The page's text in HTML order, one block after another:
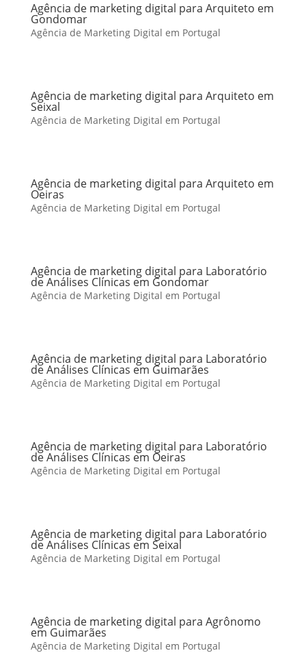
Agência de marketing digital para Arquiteto em
Gondomar
Agência de Marketing Digital em Portugal
Agência de marketing digital para Arquiteto em
Seixal
Agência de Marketing Digital em Portugal
Agência de marketing digital para Arquiteto em
Oeiras
Agência de Marketing Digital em Portugal
Agência de marketing digital para Laboratório
de Análises Clínicas em Gondomar
Agência de Marketing Digital em Portugal
Agência de marketing digital para Laboratório
de Análises Clínicas em Guimarães
Agência de Marketing Digital em Portugal
Agência de marketing digital para Laboratório
de Análises Clínicas em Oeiras
Agência de Marketing Digital em Portugal
Agência de marketing digital para Laboratório
de Análises Clínicas em Seixal
Agência de Marketing Digital em Portugal
Agência de marketing digital para Agrônomo
em Guimarães
Agência de Marketing Digital em Portugal